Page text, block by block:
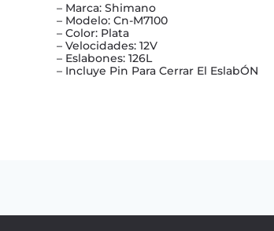
– Marca: Shimano
– Modelo: Cn-M7100
– Color: Plata
– Velocidades: 12V
– Eslabones: 126L
– Incluye Pin Para Cerrar El EslabÓN